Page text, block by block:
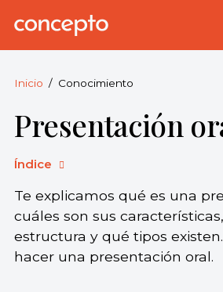
Concepto.
derechos
reservados.
Inicio Conocimiento
Presentación
Índice
Te explicamos qué es una
cuáles son sus
estructura y qué tipos
hacer una presentación oral.